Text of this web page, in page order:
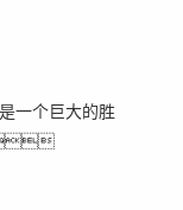
一个巨大的胜
